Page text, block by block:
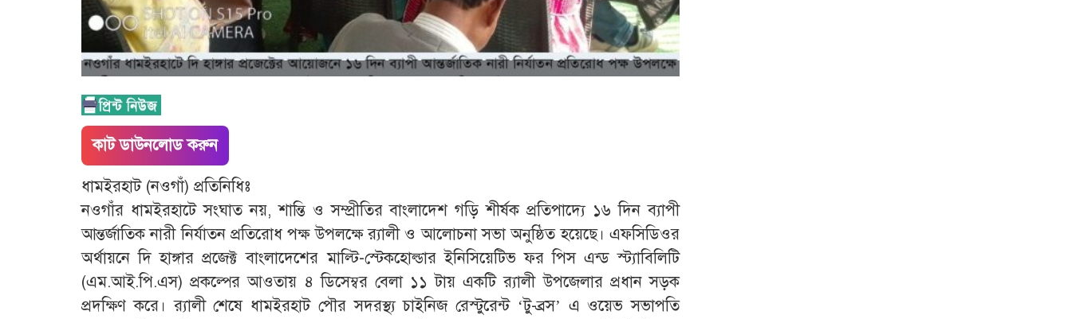
কাট ডাউনলোড করুন
ধামইরহাট (নওগাঁ) প্রতিনিধিঃ
নওগাঁর ধামইরহাটে সংঘাত নয়, শান্তি ও সম্প্রীতির বাংলাদেশ গড়ি শীর্ষক প্রতিপাদ্যে ১৬ দিন ব্যাপী
আন্তর্জাতিক নারী নির্যাতন প্রতিরোধ পক্ষ উপলক্ষে র‌্যালী ও আলোচনা সভা অনুষ্ঠিত হয়েছে। এফসিডিওর
অর্থায়নে দি হাঙ্গার প্রজেক্ট বাংলাদেশের মাল্টি-স্টেকহোল্ডার ইনিসিয়েটিভ ফর পিস এন্ড স্ট্যাবিলিটি
(এম.আই.পি.এস) প্রকল্পের আওতায় ৪ ডিসেম্বর বেলা ১১ টায় একটি র‌্যালী উপজেলার প্রধান সড়ক
প্রদক্ষিণ করে। র‌্যালী শেষে ধামইরহাট পৌর সদরস্থ্য চাইনিজ রেস্টুরেন্ট ‘টু-ব্রস’ এ ওয়েভ সভাপতি